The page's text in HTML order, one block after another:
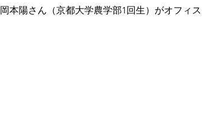
岡本陽さん（京都大学農学部1回生）がオフィ